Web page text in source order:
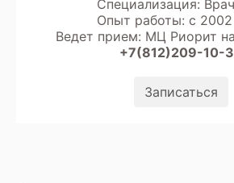
Специализация:
Опыт работы: с 2002
Ведет прием: МЦ Риорит
+7(812)209-10-
Записаться